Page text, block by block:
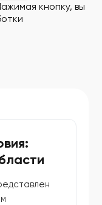
кнопку, вы